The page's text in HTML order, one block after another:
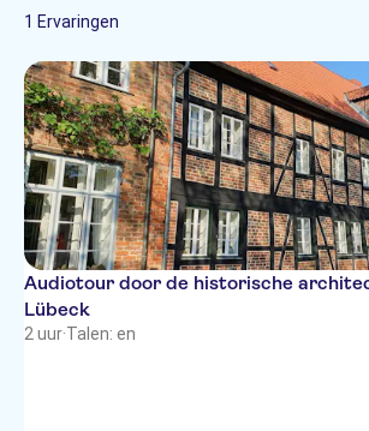
1 Ervaringen
Audiotour door de historische
Lübeck
2 uur·Talen: en